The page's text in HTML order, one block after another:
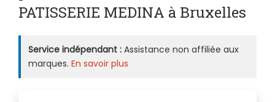
PATISSERIE MEDINA à Bruxelles
Service indépendant : Assistance non affiliée aux
marques. En savoir plus